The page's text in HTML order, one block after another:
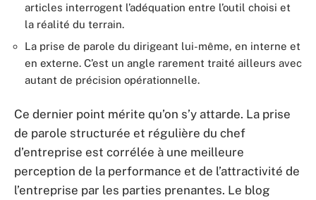
articles interrogent l’adéquation entre l’outil choisi et
la réalité du terrain.
La prise de parole du dirigeant lui-même, en interne et
en externe. C’est un angle rarement traité ailleurs avec
autant de précision opérationnelle.
Ce dernier point mérite qu’on s’y attarde. La prise
de parole structurée et régulière du chef
d’entreprise est corrélée à une meilleure
perception de la performance et de l’attractivité de
l’entreprise par les parties prenantes. Le blog